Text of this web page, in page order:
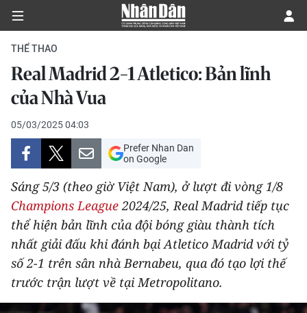
CHÍNH TRỊ
KINH TẾ
VĂN HÓA
XÃ HỘI
PHÁP LUẬT
DU LỊCH
THẾ GIỚI
THỂ THAO
Real Madrid 2-1 Atletico: Bản lĩnh
của Nhà Vua
05/03/2025 04:03
Prefer Nhan Dan
on Google
Sáng 5/3 (theo giờ Việt Nam), ở lượt đi vòng 1/8
Champions League2024/25, Real Madrid tiếp tục
thể hiện bản lĩnh của đội bóng giàu thành tích
nhất giải đấu khi đánh bại Atletico Madrid với tỷ
số 2-1 trên sân nhà Bernabeu, qua đó tạo lợi thế
trước trận lượt về tại Metropolitano.